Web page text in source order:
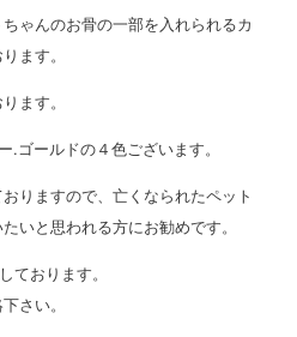
ゃんのお骨の一部を入れられるカ
ます。
ます。
ゴールドの４色ございます。
りますので、亡くなられたペット
いと思われる方にお勧めです。
ております。
さい。